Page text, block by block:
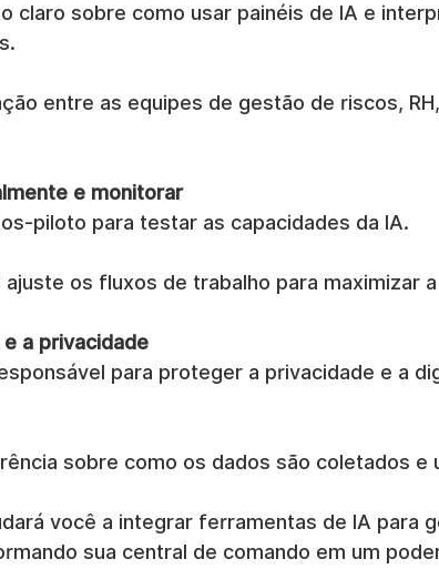
claro sobre como usar painéis de IA e
entre as equipes de gestão de riscos,
e monitorar
piloto para testar as capacidades da IA.
os fluxos de trabalho para maximizar
a privacidade
para proteger a privacidade e a
sobre como os dados são coletados e
você a integrar ferramentas de IA para
sua central de comando em um